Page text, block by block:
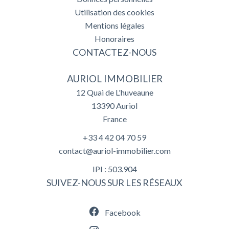
Utilisation des cookies
Mentions légales
Honoraires
CONTACTEZ-NOUS
AURIOL IMMOBILIER
12 Quai de L'huveaune
13390Auriol
France
+33 4 42 04 70 59
contact@auriol-immobilier.com
IPI : 503.904
SUIVEZ-NOUS SUR LES RÉSEAUX
Facebook